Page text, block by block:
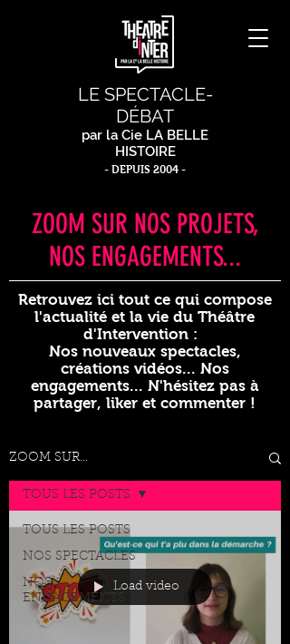
LE SPECTACLE-
DÉBAT
par la Cie LA BELLE
HISTOIRE
- DEPUIS 2004 -
ZOOM SUR NOS PROJETS,
NOS ENGAGEMENTS...
Retrouvez ici tout ce qui compose
l'actualité et la vie du Théâtre
d'Intervention :
Nos nouveaux spectacles,
créations vidéos... Nos
engagements... N'hésitez pas à
partager, liker et commenter !
ZOOM SUR...
TOUS LES POSTS
NOS SPECTACLES
NOS
ENGAGEMENTS
TOUS LES POSTS
Load video